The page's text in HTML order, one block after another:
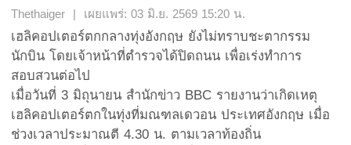
Thethaiger | เผยแพร่: 03 มิ.ย. 2569 15:20 น.
เฮลิคอปเตอร์ตกกลางทุ่งอังกฤษ ยังไม่ทราบชะตากรรม
นักบิน โดยเจ้าหน้าที่ตำรวจได้ปิดถนน เพื่อเร่งทำการ
สอบสวนต่อไป
เมื่อวันที่ 3 มิถุนายน สำนักข่าว BBC รายงานว่าเกิดเหตุ
เฮลิคอปเตอร์ตกในทุ่งที่มณฑลเดวอน ประเทศอังกฤษ เมื่อ
ช่วงเวลาประมาณตี 4.30 น. ตามเวลาท้องถิ่น